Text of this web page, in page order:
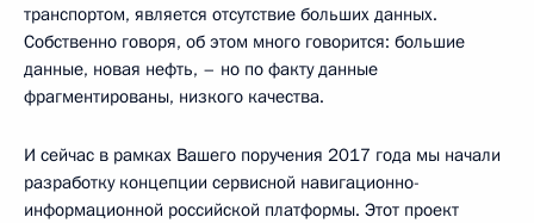
транспортом, является отсутствие больших данных.
Собственно говоря, об этом много говорится: большие
данные, новая нефть, – но по факту данные
фрагментированы, низкого качества.
И сейчас в рамках Вашего поручения 2017 года мы начали
разработку концепции сервисной навигационно-
информационной российской платформы. Этот проект